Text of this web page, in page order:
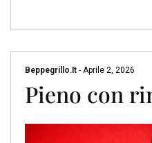
Beppegrillo.it - Aprile 2, 2026
Pieno con